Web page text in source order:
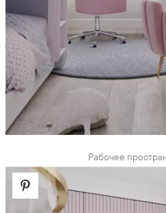
Рабочее